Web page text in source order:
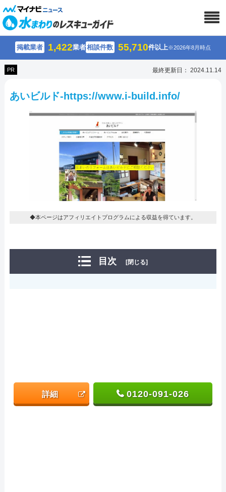
掲載業者 1,422業者相談件数 55,710件以上※2026年8月時点
PR 最終更新日： 2024.11.14
あいビルド-https://www.i-build.info/
◆本ページはアフィリエイトプログラムによる収益を得ています。
目次 [閉じる]
詳細 0120-091-026